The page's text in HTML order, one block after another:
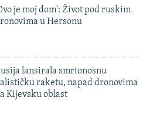
je moj dom': Život pod ruskim
u Hersonu
lansirala smrtonosnu
raketu, napad dronovima
Kijevsku oblast